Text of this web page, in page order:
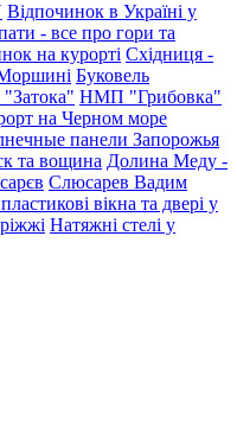
Відпочинок в Україні у
- все про гори та
на курорті Східниця -
Буковель
НМП "Грибовка"
на Черном море
панели Запорожья
та вощина Долина Меду -
Слюсарев Вадим
вікна та двері у
Натяжні стелі у